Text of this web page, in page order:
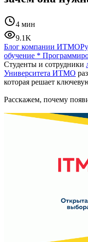
4 мин
9.1K
Блог компании ИТМО
обучение *
Студенты и сотрудники
Университета ИТМО
которая решает
Расскажем, почему